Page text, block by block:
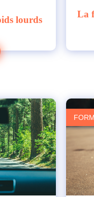
lourds
La